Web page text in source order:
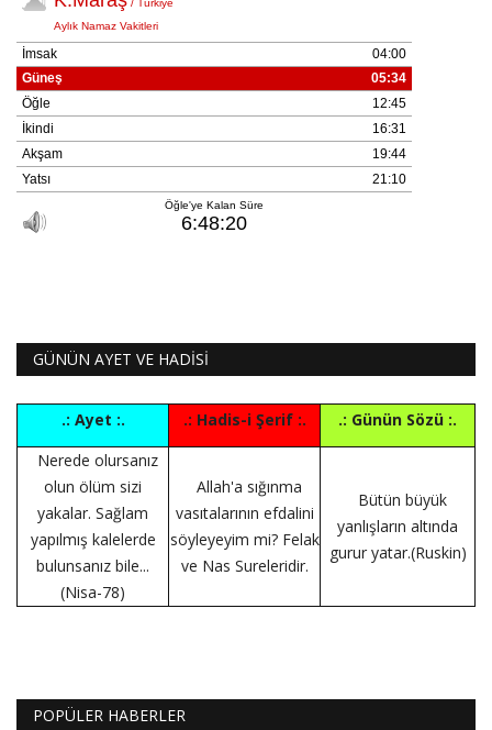
GÜNÜN AYET VE HADİSİ
.: Ayet :. .: Hadis-i Şerif :.
.: Günün Sözü :.
Nerede olursanız
olun ölüm sizi
yakalar. Sağlam
yapılmış kalelerde
bulunsanız bile...
(Nisa-78)
Allah'a sığınma
vasıtalarının efdalini
söyleyeyim mi? Felak
ve Nas Sureleridir.
Bütün büyük
yanlışların altında
gurur yatar.(Ruskin)
POPÜLER HABERLER